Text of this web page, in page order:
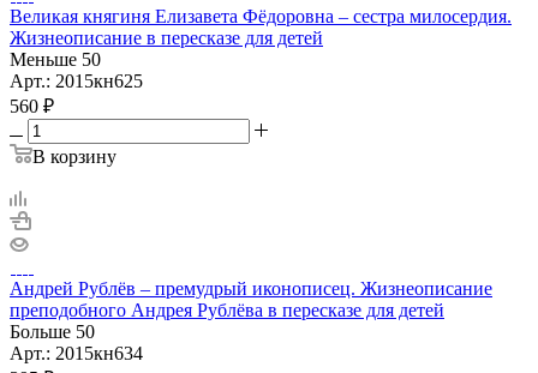
Великая княгиня Елизавета Фёдоровна – сестра милосердия.
Жизнеописание в пересказе для детей
Меньше 50
Арт.: 2015кн625
560 ₽
В корзину
Андрей Рублёв – премудрый иконописец. Жизнеописание
преподобного Андрея Рублёва в пересказе для детей
Больше 50
Арт.: 2015кн634